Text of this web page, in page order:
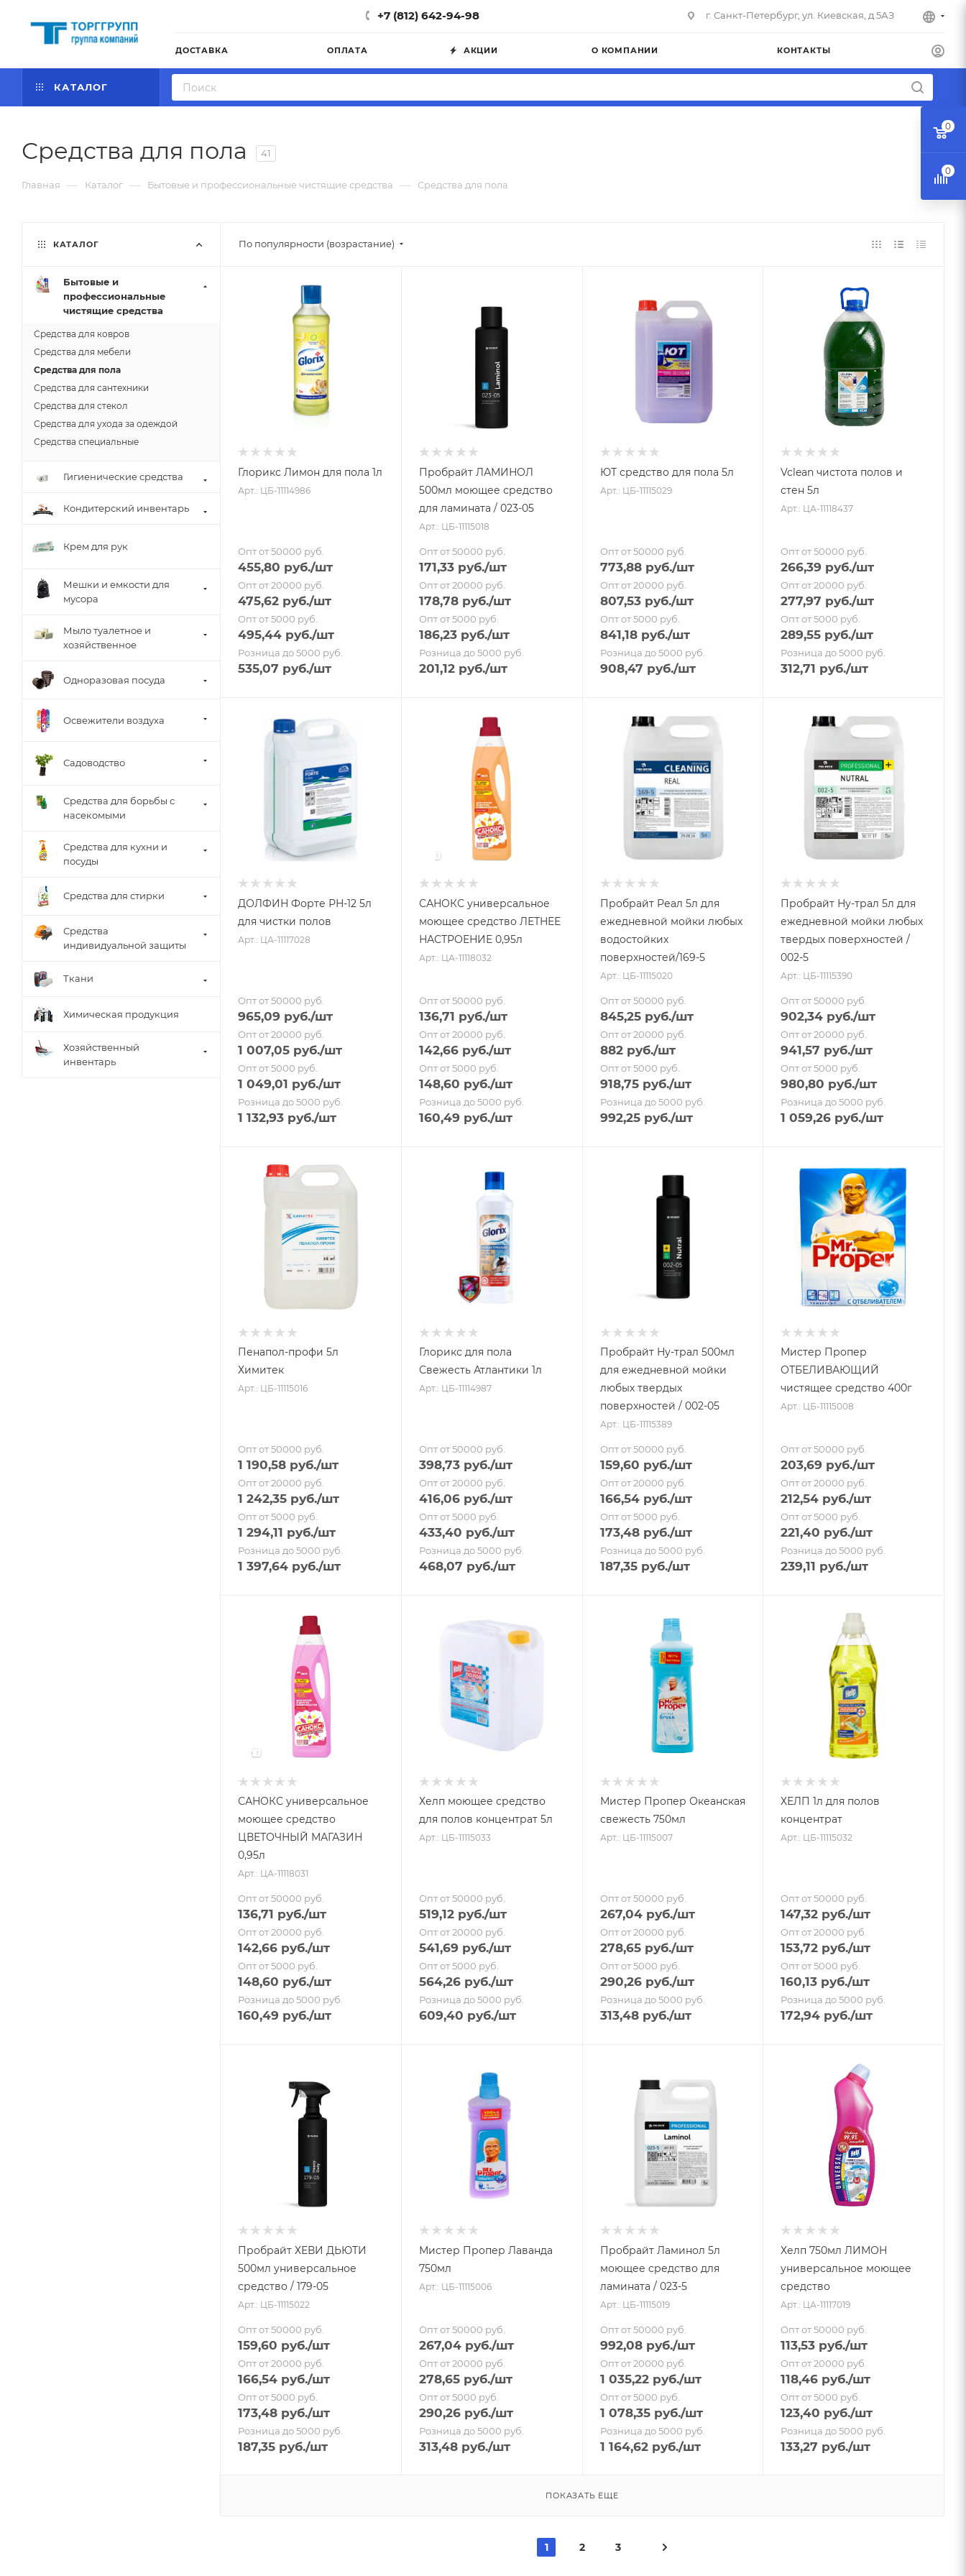
+7 (812) 642-94-98 г. Санкт-Петербург, ул. Киевская, д.5АЗ
ДОСТАВКА ОПЛАТА АКЦИИ О КОМПАНИИ КОНТАКТЫ
КАТАЛОГ
Средства для пола 41
Главная — Каталог — Бытовые и профессиональные чистящие средства — Средства для пола
По популярности (возрастание)
Глорикс Лимон для пола 1л
Арт.: ЦБ-11114986
Опт от 50000 руб.
455,80 руб./шт
Опт от 20000 руб.
475,62 руб./шт
Опт от 5000 руб.
495,44 руб./шт
Розница до 5000 руб.
535,07 руб./шт
Пробрайт ЛАМИНОЛ
500мл моющее средство
для ламината / 023-05
Арт.: ЦБ-11115018
Опт от 50000 руб.
171,33руб./шт
Опт от 20000 руб.
178,78руб./шт
Опт от 5000 руб.
186,23руб./шт
Розница до 5000 руб.
201,12руб./шт
ЮТ средство для пола 5л
Арт.: ЦБ-11115029
Опт от 50000 руб.
773,88руб./шт
Опт от 20000 руб.
807,53руб./шт
Опт от 5000 руб.
841,18руб./шт
Розница до 5000 руб.
908,47 руб./шт
Vclean чистота полов и
стен 5л
Арт.: ЦА-11118437
Опт от 50000 руб.
266,39 руб./шт
Опт от 20000 руб.
277,97 руб./шт
Опт от 5000 руб.
289,55 руб./шт
Розница до 5000 руб.
312,71 руб./шт
ДОЛФИН Форте РН-12 5л
для чистки полов
Арт.: ЦА-11117028
Опт от 50000 руб.
965,09 руб./шт
Опт от 20000 руб.
1 007,05 руб./шт
Опт от 5000 руб.
1 049,01 руб./шт
Розница до 5000 руб.
1 132,93 руб./шт
САНОКС универсальное
моющее средство ЛЕТНЕЕ
НАСТРОЕНИЕ 0,95л
Арт.: ЦА-11118032
Опт от 50000 руб.
136,71 руб./шт
Опт от 20000 руб.
142,66руб./шт
Опт от 5000 руб.
148,60 руб./шт
Розница до 5000 руб.
160,49 руб./шт
Пробрайт Реал 5л для
ежедневной мойки любых
водостойких
поверхностей/169-5
Арт.: ЦБ-11115020
Опт от 50000 руб.
845,25руб./шт
Опт от 20000 руб.
882руб./шт
Опт от 5000 руб.
918,75руб./шт
Розница до 5000 руб.
992,25руб./шт
Пробрайт Ну-трал 5л для
ежедневной мойки любых
твердых поверхностей /
002-5
Арт.: ЦБ-11115390
Опт от 50000 руб.
902,34 руб./шт
Опт от 20000 руб.
941,57 руб./шт
Опт от 5000 руб.
980,80 руб./шт
Розница до 5000 руб.
1 059,26 руб./шт
Пенапол-профи 5л
Химитек
Арт.: ЦБ-11115016
Опт от 50000 руб.
1 190,58 руб./шт
Опт от 20000 руб.
1 242,35 руб./шт
Опт от 5000 руб.
1 294,11 руб./шт
Розница до 5000 руб.
1 397,64 руб./шт
Глорикс для пола
Свежесть Атлантики 1л
Арт.: ЦБ-11114987
Опт от 50000 руб.
398,73руб./шт
Опт от 20000 руб.
416,06руб./шт
Опт от 5000 руб.
433,40 руб./шт
Розница до 5000 руб.
468,07 руб./шт
Пробрайт Ну-трал 500мл
для ежедневной мойки
любых твердых
поверхностей / 002-05
Арт.: ЦБ-11115389
Опт от 50000 руб.
159,60 руб./шт
Опт от 20000 руб.
166,54руб./шт
Опт от 5000 руб.
173,48руб./шт
Розница до 5000 руб.
187,35руб./шт
Мистер Пропер
ОТБЕЛИВАЮЩИЙ
чистящее средство 400г
Арт.: ЦБ-11115008
Опт от 50000 руб.
203,69 руб./шт
Опт от 20000 руб.
212,54 руб./шт
Опт от 5000 руб.
221,40 руб./шт
Розница до 5000 руб.
239,11 руб./шт
САНОКС универсальное
моющее средство
ЦВЕТОЧНЫЙ МАГАЗИН
0,95л
Арт.: ЦА-11118031
Опт от 50000 руб.
136,71 руб./шт
Опт от 20000 руб.
142,66 руб./шт
Опт от 5000 руб.
148,60 руб./шт
Розница до 5000 руб.
160,49 руб./шт
Хелп моющее средство
для полов концентрат 5л
Арт.: ЦБ-11115033
Опт от 50000 руб.
519,12руб./шт
Опт от 20000 руб.
541,69 руб./шт
Опт от 5000 руб.
564,26руб./шт
Розница до 5000 руб.
609,40 руб./шт
Мистер Пропер Океанская
свежесть 750мл
Арт.: ЦБ-11115007
Опт от 50000 руб.
267,04руб./шт
Опт от 20000 руб.
278,65руб./шт
Опт от 5000 руб.
290,26руб./шт
Розница до 5000 руб.
313,48руб./шт
ХЕЛП 1л для полов
концентрат
Арт.: ЦБ-11115032
Опт от 50000 руб.
147,32 руб./шт
Опт от 20000 руб.
153,72 руб./шт
Опт от 5000 руб.
160,13 руб./шт
Розница до 5000 руб.
172,94 руб./шт
Пробрайт ХЕВИ ДЬЮТИ
500мл универсальное
средство / 179-05
Арт.: ЦБ-11115022
Опт от 50000 руб.
159,60 руб./шт
Опт от 20000 руб.
166,54 руб./шт
Опт от 5000 руб.
173,48 руб./шт
Розница до 5000 руб.
187,35 руб./шт
Мистер Пропер Лаванда
750мл
Арт.: ЦБ-11115006
Опт от 50000 руб.
267,04руб./шт
Опт от 20000 руб.
278,65руб./шт
Опт от 5000 руб.
290,26руб./шт
Розница до 5000 руб.
313,48руб./шт
Пробрайт Ламинол 5л
моющее средство для
ламината / 023-5
Арт.: ЦБ-11115019
Опт от 50000 руб.
992,08руб./шт
Опт от 20000 руб.
1 035,22руб./шт
Опт от 5000 руб.
1 078,35руб./шт
Розница до 5000 руб.
1 164,62руб./шт
Хелп 750мл ЛИМОН
универсальное моющее
средство
Арт.: ЦА-11117019
Опт от 50000 руб.
113,53 руб./шт
Опт от 20000 руб.
118,46 руб./шт
Опт от 5000 руб.
123,40 руб./шт
Розница до 5000 руб.
133,27 руб./шт
ПОКАЗАТЬ ЕЩЕ
1 2 3
КАТАЛОГ
Бытовые и
профессиональные
чистящие средства
Средства для ковров
Средства для мебели
Средства для пола
Средства для сантехники
Средства для стекол
Средства для ухода за одеждой
Средства специальные
Гигиенические средства
Кондитерский инвентарь
Крем для рук
Мешки и емкости для
мусора
Мыло туалетное и
хозяйственное
Одноразовая посуда
Освежители воздуха
Садоводство
Средства для борьбы с
насекомыми
Средства для кухни и
посуды
Средства для стирки
Средства
индивидуальной защиты
Ткани
Химическая продукция
Хозяйственный
инвентарь
0
0